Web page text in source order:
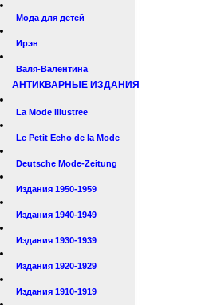
Мода для детей
Ирэн
Валя-Валентина
АНТИКВАРНЫЕ ИЗДАНИЯ
La Mode illustree
Le Petit Echo de la Mode
Deutsche Mode-Zeitung
Издания 1950-1959
Издания 1940-1949
Издания 1930-1939
Издания 1920-1929
Издания 1910-1919